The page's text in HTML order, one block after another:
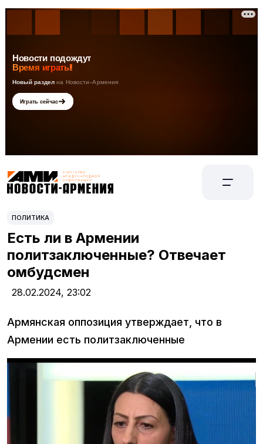
ПОЛИТИКА
Есть ли в Армении
политзаключенные? Отвечает
омбудсмен
28.02.2024, 23:02
Армянская оппозиция утверждает, что в
Армении есть политзаключенные